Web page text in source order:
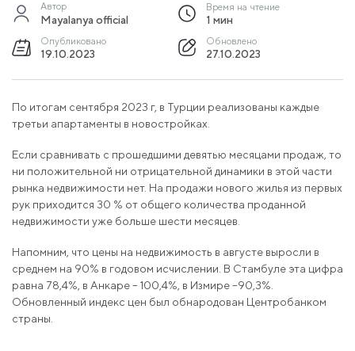
Автор
Mayalanya official
Время на чтение
1 мин
Опубликовано
19.10.2023
Обновлено
27.10.2023
По итогам сентября 2023 г, в Турции реализованы каждые
третьи апартаменты в новостройках.
Если сравнивать с прошедшими девятью месяцами продаж, то
ни положительной ни отрицательной динамики в этой части
рынка недвижимости нет. На продажи нового жилья из первых
рук приходится 30 % от общего количества проданной
недвижимости уже больше шести месяцев.
Напомним, что цены на недвижимость в августе выросли в
среднем на 90% в годовом исчислении. В Стамбуле эта цифра
равна 78,4%, в Анкаре – 100,4%, в Измире –90,3%.
Обновленный индекс цен был обнародован Центробанком
страны.